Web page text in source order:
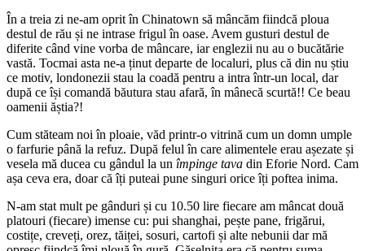
În a treia zi ne-am oprit în Chinatown să mâncăm fiindcă ploua
destul de rău și ne intrase frigul în oase. Avem gusturi destul de
diferite când vine vorba de mâncare, iar englezii nu au o bucătărie
vastă. Tocmai asta ne-a ținut departe de localuri, plus că din nu știu
ce motiv, londonezii stau la coadă pentru a intra într-un local, dar
după ce își comandă băutura stau afară, în mânecă scurtă!! Ce beau
oamenii ăștia?!
Cum stăteam noi în ploaie, văd printr-o vitrină cum un domn umple
o farfurie până la refuz. După felul în care alimentele erau așezate și
vesela mă ducea cu gândul la un împinge tava din Eforie Nord. Cam
așa ceva era, doar că îți puteai pune singuri orice îți poftea inima.
N-am stat mult pe gânduri și cu 10.50 lire fiecare am mâncat două
platouri (fiecare) imense cu: pui shanghai, pește pane, frigărui,
costițe, creveți, orez, tăiței, sosuri, cartofi și alte nebunii dar mă